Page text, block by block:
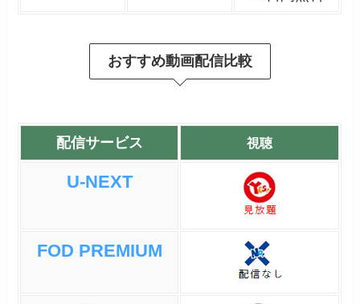
おすすめ動画配信比較
配信サービス 視聴
U-NEXT
FOD PREMIUM